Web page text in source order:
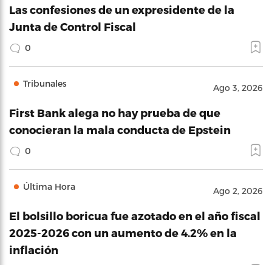
Las confesiones de un expresidente de la
Junta de Control Fiscal
0
Tribunales Ago 3, 2026
First Bank alega no hay prueba de que
conocieran la mala conducta de Epstein
0
Última Hora Ago 2, 2026
El bolsillo boricua fue azotado en el año fiscal
2025-2026 con un aumento de 4.2% en la
inflación